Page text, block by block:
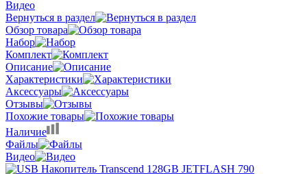
Видео
Вернуться в раздел
Обзор товара
Набор
Комплект
Описание
Характеристики
Аксессуары
Отзывы
Похожие товары
Наличие
Файлы
Видео